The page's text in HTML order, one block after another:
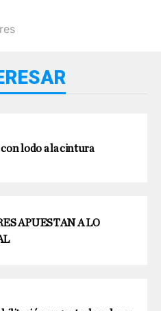
con lodo a la cintura
APUESTAN A LO